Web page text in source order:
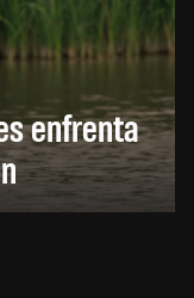
enfrenta